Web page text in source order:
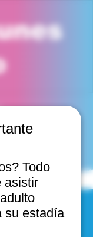
Todo
asistir
su estadía